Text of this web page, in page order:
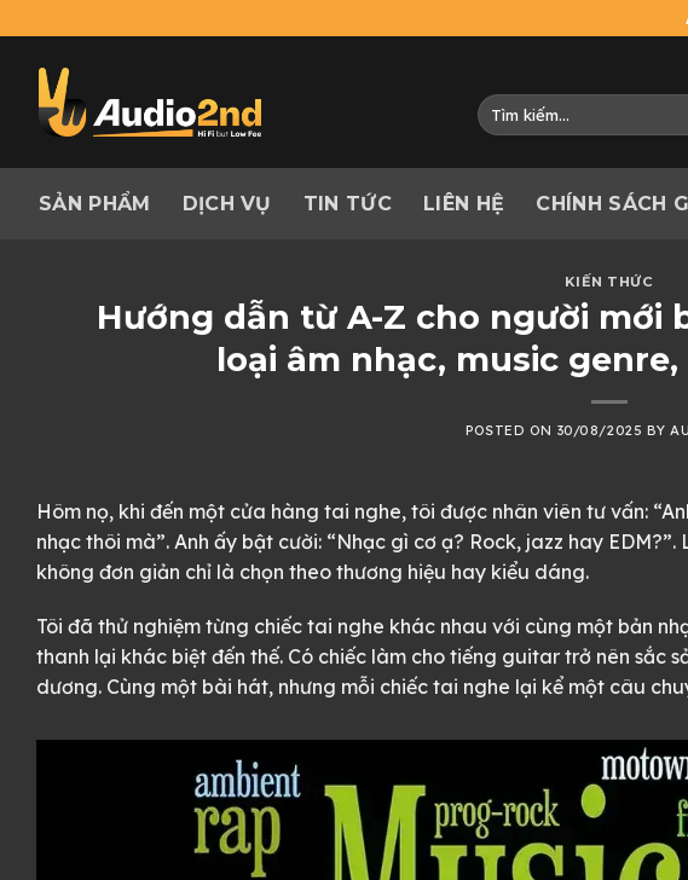
to
content
Tìm
kiếm:
SẢN PHẨM DỊCH VỤ TIN TỨC LIÊN HỆ CHÍNH SÁCH
KIẾN THỨC
Hướng dẫn từ A-Z cho người mới
loại âm nhạc, music
POSTED ON 30/08/2025 BY
Hôm nọ, khi đến một cửa hàng tai nghe, tôi được nhân viên tư vấn:
nhạc thôi mà”. Anh ấy bật cười: “Nhạc gì cơ ạ? Rock, jazz hay
không đơn giản chỉ là chọn theo thương hiệu hay kiểu dáng.
Tôi đã thử nghiệm từng chiếc tai nghe khác nhau với cùng một bản
thanh lại khác biệt đến thế. Có chiếc làm cho tiếng guitar trở nên sắc
dương. Cùng một bài hát, nhưng mỗi chiếc tai nghe lại kể một câu